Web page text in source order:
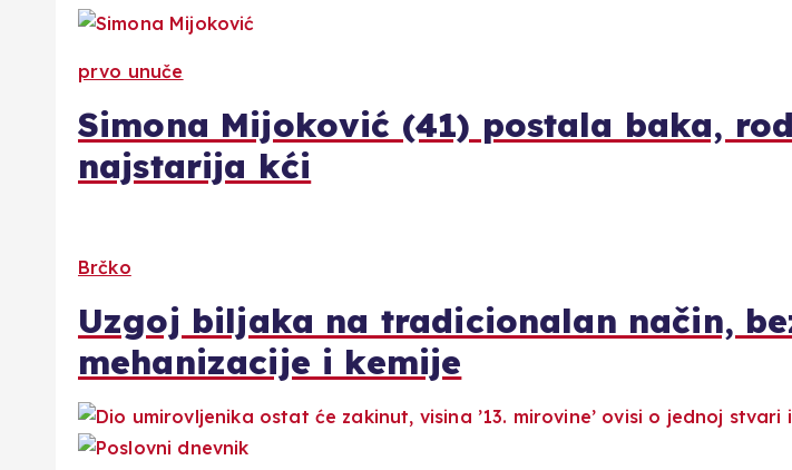
prvo unuče
Simona Mijoković (41) postala baka,
najstarija kći
Brčko
Uzgoj biljaka na tradicionalan način,
mehanizacije i kemije